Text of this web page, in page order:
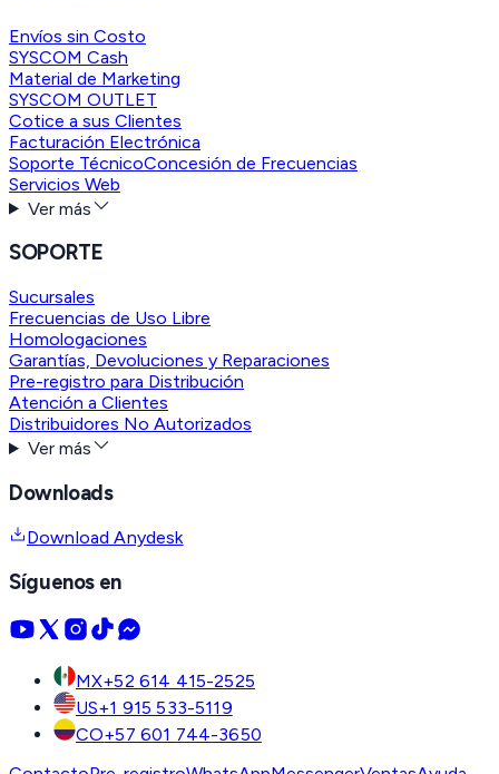
Envíos sin Costo
SYSCOM Cash
Material de Marketing
SYSCOM OUTLET
Cotice a sus Clientes
Facturación Electrónica
Soporte TécnicoConcesión de Frecuencias
Servicios Web
Ver más
SOPORTE
Sucursales
Frecuencias de Uso Libre
Homologaciones
Garantías, Devoluciones y Reparaciones
Pre-registro para Distribución
Atención a Clientes
Distribuidores No Autorizados
Ver más
Downloads
Download Anydesk
Síguenos en
MX+52 614 415-2525
US+1 915 533-5119
CO+57 601 744-3650